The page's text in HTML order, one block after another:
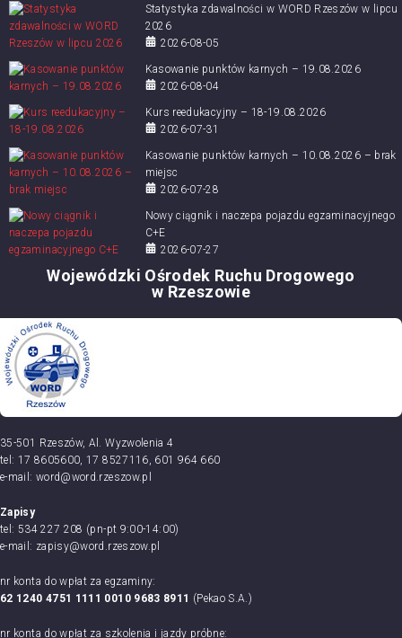
Wojewódzki Ośrodek Ruchu Drogowego
w Rzeszowie
35-501 Rzeszów, Al. Wyzwolenia 4
tel: 17 8605600, 17 8527116, 601 964 660
e-mail: word@word.rzeszow.pl
Zapisy
tel: 534 227 208 (pn-pt 9:00-14:00)
e-mail: zapisy@word.rzeszow.pl
nr konta do wpłat za egzaminy:
62 1240 4751 1111 0010 9683 8911 (Pekao S.A.)
nr konta do wpłat za szkolenia i jazdy próbne:
Statystyka zdawalności w WORD Rzeszów w lipcu
2026
2026-08-05
Kasowanie punktów karnych – 19.08.2026
2026-08-04
Kurs reedukacyjny – 18-19.08.2026
2026-07-31
Kasowanie punktów karnych – 10.08.2026 – brak
miejsc
2026-07-28
Nowy ciągnik i naczepa pojazdu egzaminacyjnego
C+E
2026-07-27